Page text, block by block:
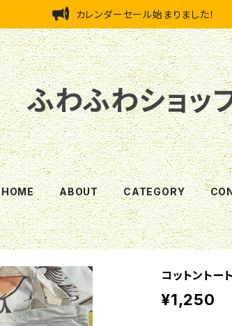
カレンダーセール始まりました！
ふわふわショッ
HOME ABOUT CATEGORY
コットントー
¥1,250